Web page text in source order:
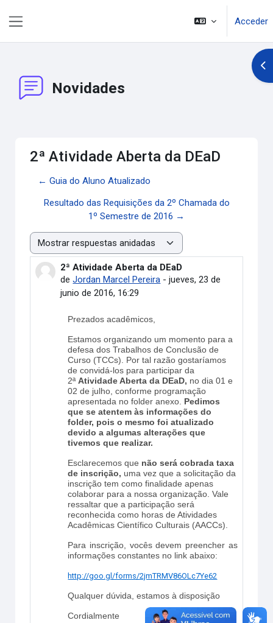
Acceder
Novidades
2ª Atividade Aberta da DEaD
← Guia do Aluno Atualizado
Resultado das Requisições da 2º Chamada do
1º Semestre de 2016 →
Mostrar modo
2ª Atividade Aberta da DEaD
deJordan Marcel Pereira -jueves, 23 de
junio de 2016, 16:29
Número de respuestas: 0
Prezados acadêmicos,
Estamos organizando um momento para a
defesa dos Trabalhos de Conclusão de
Curso (TCCs). Por tal razão gostaríamos
de convidá-los para participar da
2ªAtividade Aberta da DEaD, no dia 01 e
02 de julho, conforme programação
apresentada no folder anexo. Pedimos
que se atentem às informações do
folder, pois o mesmo foi atualizado
devido a algumas alterações que
tivemos que realizar.
Esclarecemos que não será cobrada taxa
de inscrição, uma vez que a solicitação da
inscrição tem como finalidade apenas
colaborar para a nossa organização. Vale
ressaltar que a participação será
reconhecida como horas de Atividades
Acadêmicas Científico Culturais (AACCs).
Para inscrição, vocês devem preencher as
informações constantes no link abaixo:
http://goo.gl/forms/2jmTRMV86OLc7Ye62
Qualquer dúvida, estamos à disposição
Cordialmente